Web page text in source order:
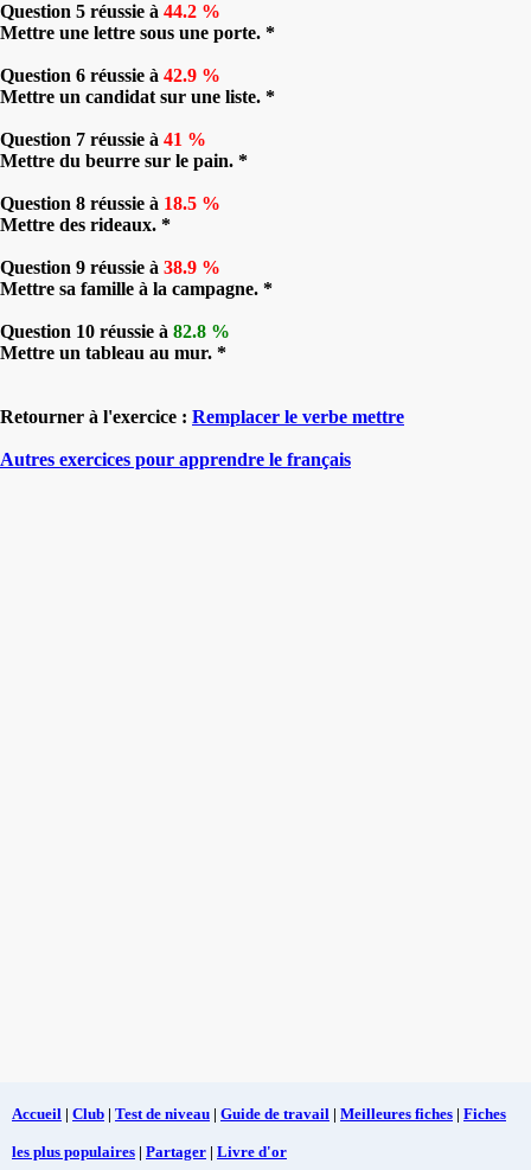
Question 5 réussie à 44.2 %
Mettre une lettre sous une porte. *
Question 6 réussie à 42.9 %
Mettre un candidat sur une liste. *
Question 7 réussie à 41 %
Mettre du beurre sur le pain. *
Question 8 réussie à 18.5 %
Mettre des rideaux. *
Question 9 réussie à 38.9 %
Mettre sa famille à la campagne. *
Question 10 réussie à 82.8 %
Mettre un tableau au mur. *
Retourner à l'exercice : Remplacer le verbe mettre
Autres exercices pour apprendre le français
Accueil | Club | Test de niveau | Guide de travail | Meilleures fiches | Fiches
les plus populaires | Partager | Livre d'or